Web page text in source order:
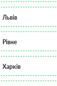
Львів
Рівне
Харків